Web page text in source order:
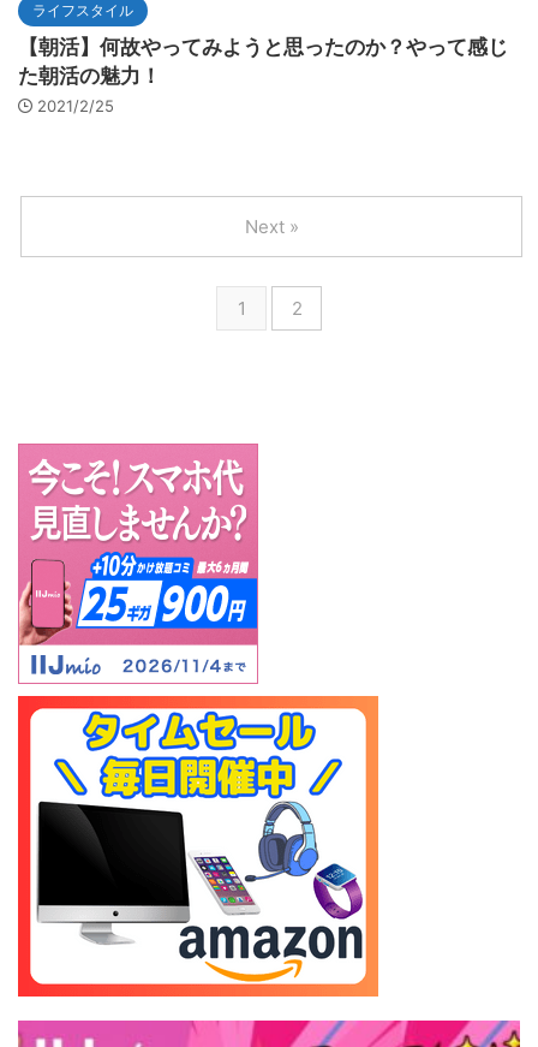
ライフスタイル
【朝活】何故やってみようと思ったのか？やって感じ
た朝活の魅力！
2021/2/25
1 2
Next »